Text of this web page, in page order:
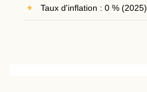
Taux d'inflation : 0 % (2025)